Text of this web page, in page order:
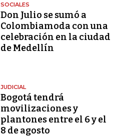
SOCIALES
Don Julio se sumó a
Colombiamoda con una
celebración en la ciudad
de Medellín
JUDICIAL
Bogotá tendrá
movilizaciones y
plantones entre el 6 y el
8 de agosto